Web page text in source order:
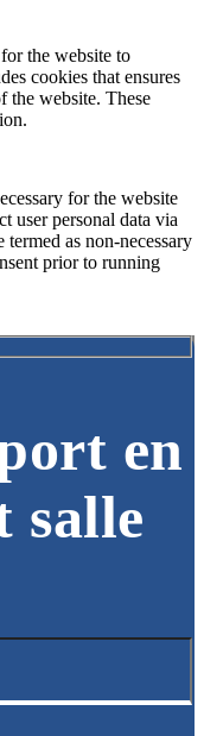
the website to
cookies that ensures
the website. These
for the website
user personal data via
termed as non-necessary
prior to running
en
salle